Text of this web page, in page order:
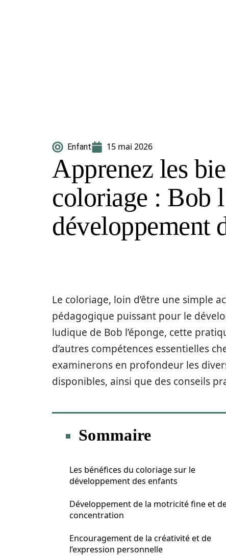
Enfant 15 mai 2026
Apprenez les
coloriage : Bob
développement
Le coloriage, loin d’être une simple
pédagogique puissant pour le
ludique de Bob l’éponge, cette
d’autres compétences essentielles
examinerons en profondeur les
disponibles, ainsi que des conseils
Sommaire
Les bénéfices du coloriage sur le
développement des enfants
Développement de la motricité fine et
concentration
Encouragement de la créativité et de
l’expression personnelle